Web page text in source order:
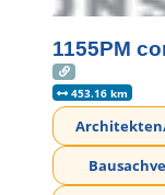
1155PM
453.16 km